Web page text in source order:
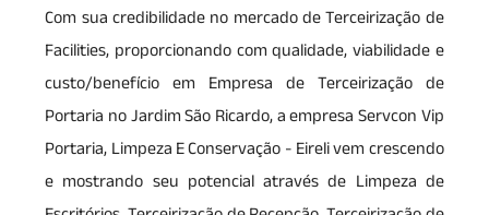
Com sua credibilidade no mercado de Terceirização de
Facilities, proporcionando com qualidade, viabilidade e
custo/benefício em Empresa de Terceirização de
Portaria no Jardim São Ricardo, a empresa Servcon Vip
Portaria, Limpeza E Conservação - Eireli vem crescendo
e mostrando seu potencial através de Limpeza de